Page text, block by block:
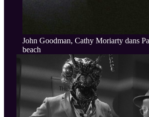
John Goodman, Cathy Moriarty dans
beach